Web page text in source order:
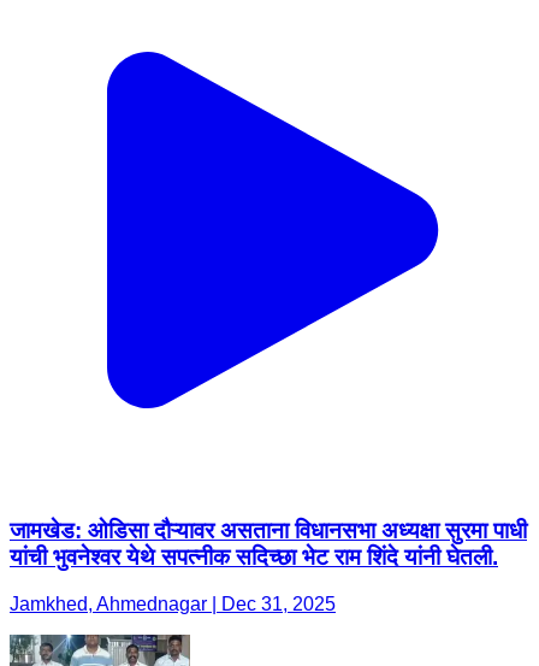
जामखेड: ओडिसा दौऱ्यावर असताना विधानसभा अध्यक्षा सुरमा पाधी
यांची भुवनेश्वर येथे सपत्नीक सदिच्छा भेट राम शिंदे यांनी घेतली.
Jamkhed, Ahmednagar | Dec 31, 2025